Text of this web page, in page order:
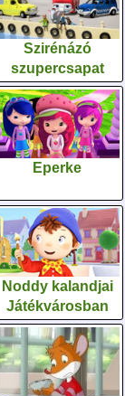
Szirénázó
szupercsapat
Eperke
Noddy kalandjai
Játékvárosban